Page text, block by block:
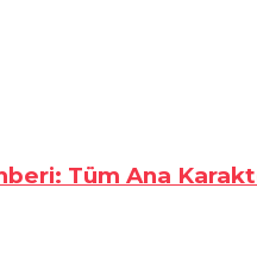
Tüm Ana